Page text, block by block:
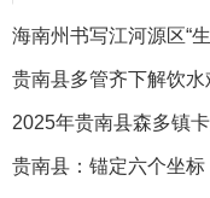
海南州书写江河源区“
贵南县多管齐下解饮
2025年贵南县森多镇
（第一季度）
贵南县：锚定六个坐